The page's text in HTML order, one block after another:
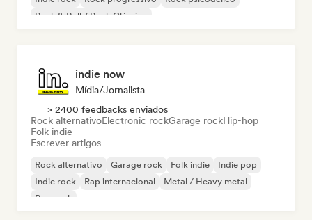
Rock & Roll / Rock Clássico
indie now
Mídia/Jornalista
> 2400 feedbacks enviados
Rock alternativoElectronic rockGarage rockHip-hop
Folk indie
Escrever artigos
Rock alternativo Garage rock Folk indie
Indie pop
Indie rock
Rap internacional
Metal / Heavy metal
Pop rock